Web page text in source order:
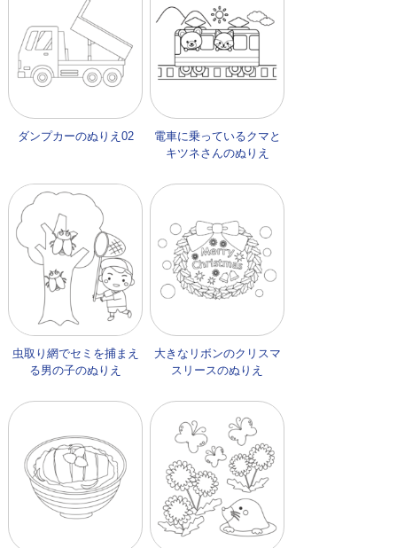
ダンプカーのぬりえ02
電車に乗っているクマと
キツネさんのぬりえ
虫取り網でセミを捕まえ
る男の子のぬりえ
大きなリボンのクリスマ
スリースのぬりえ